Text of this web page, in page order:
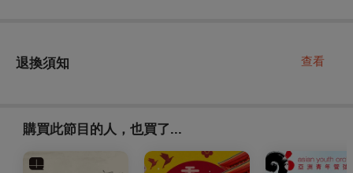
退換須知 查看
購買此節目的人，也買了...